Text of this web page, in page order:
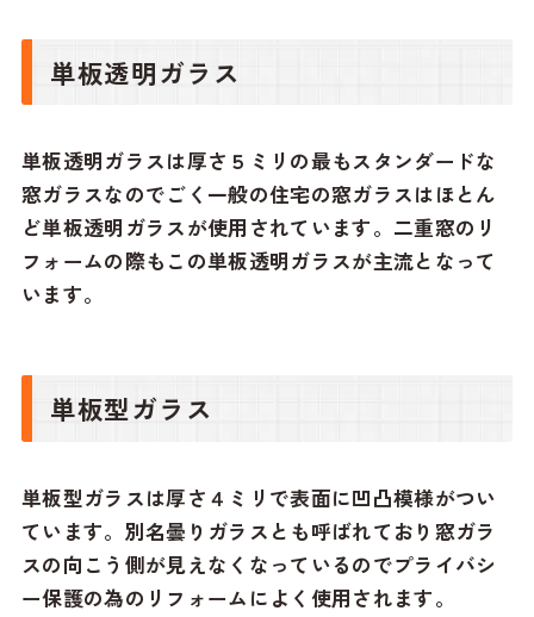
単板透明ガラス
単板透明ガラスは厚さ５ミリの最もスタンダードな
窓ガラスなのでごく一般の住宅の窓ガラスはほとん
ど単板透明ガラスが使用されています。二重窓のリ
フォームの際もこの単板透明ガラスが主流となって
います。
単板型ガラス
単板型ガラスは厚さ４ミリで表面に凹凸模様がつい
ています。別名曇りガラスとも呼ばれており窓ガラ
スの向こう側が見えなくなっているのでプライバシ
ー保護の為のリフォームによく使用されます。